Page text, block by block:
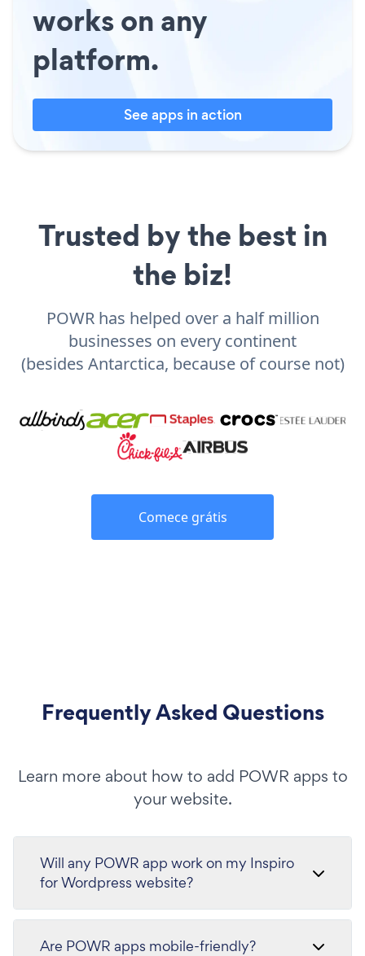
works on any
platform.
See apps in action
Trusted by the best in
the biz!
POWR has helped over a half million
businesses on every continent
(besides Antarctica, because of course not)
Comece grátis
Frequently Asked Questions
Learn more about how to add POWR apps to
your website.
Will any POWR app work on my Inspiro
for Wordpress website?
Are POWR apps mobile-friendly?